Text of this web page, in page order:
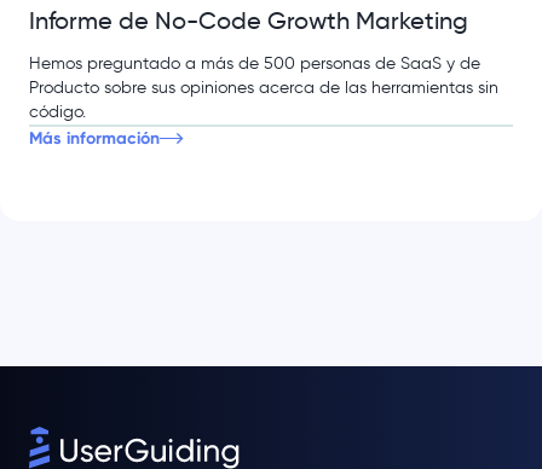
Informe de No-Code Growth Marketing
Hemos preguntado a más de 500 personas de SaaS y de
Producto sobre sus opiniones acerca de las herramientas sin
código.
Más información